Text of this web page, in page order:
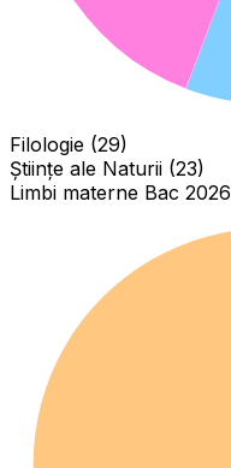
Filologie (29)
Științe ale Naturii (23)
Limbi materne Bac 2026